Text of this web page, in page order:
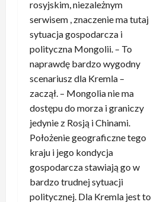
rosyjskim, niezależnym
serwisem , znaczenie ma tutaj
sytuacja gospodarcza i
polityczna Mongolii. – To
naprawdę bardzo wygodny
scenariusz dla Kremla –
zaczął. – Mongolia nie ma
dostępu do morza i graniczy
jedynie z Rosją i Chinami.
Położenie geograficzne tego
kraju i jego kondycja
gospodarcza stawiają go w
bardzo trudnej sytuacji
politycznej. Dla Kremla jest to